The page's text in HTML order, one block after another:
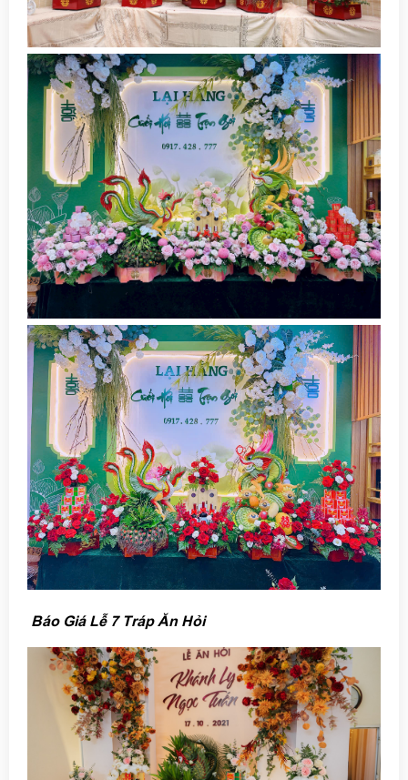
Báo Giá Lễ 7 Tráp Ăn Hỏi